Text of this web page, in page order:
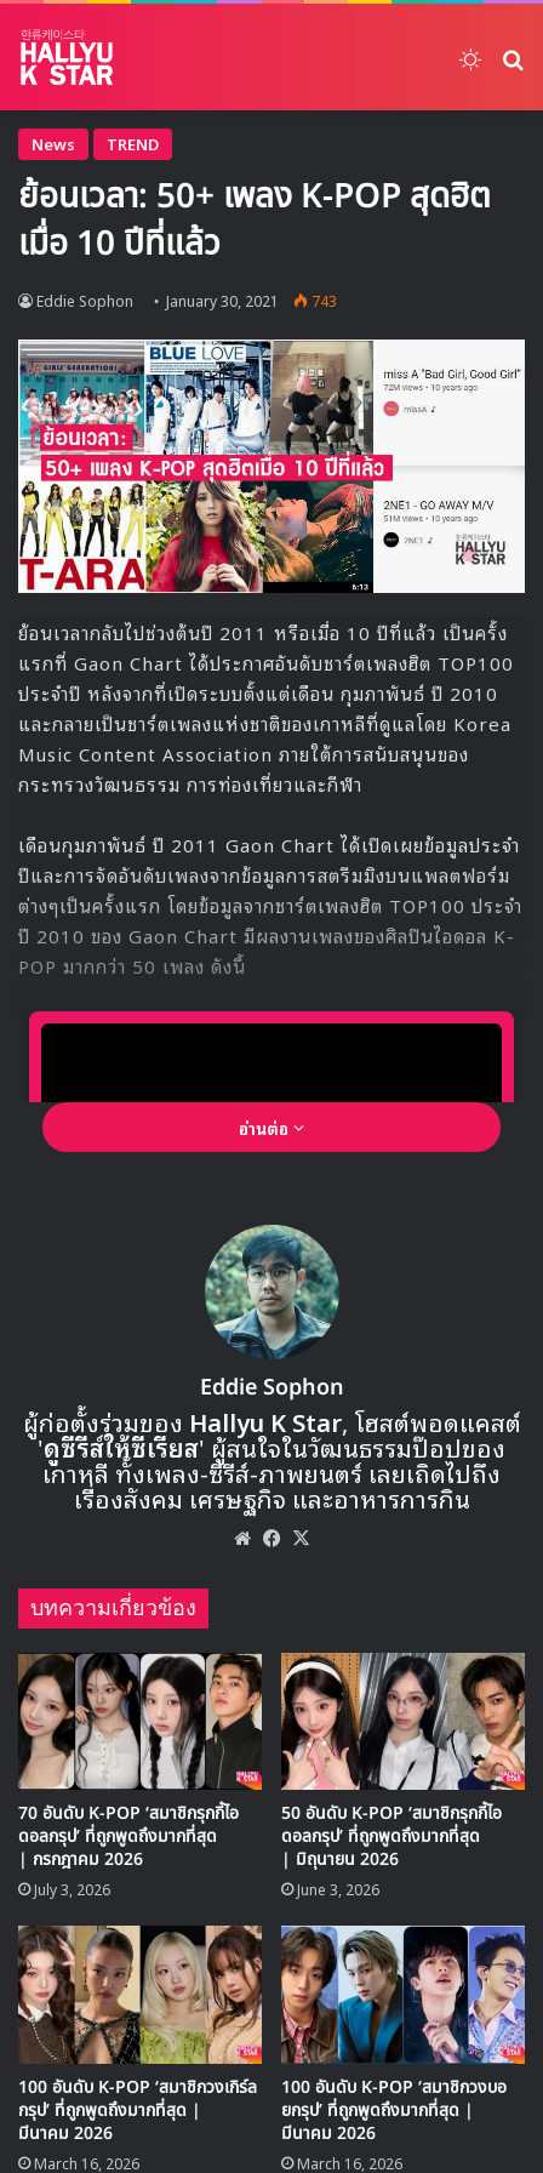
News TREND
ย้อนเวลา: 50+ เพลง K-POP สุดฮิต
เมื่อ 10 ปีที่แล้ว
Eddie Sophon January 30, 2021 743
ย้อนเวลากลับไปช่วงต้นปี 2011 หรือเมื่อ 10 ปีที่แล้ว เป็นครั้ง
แรกที่ Gaon Chart ได้ประกาศอันดับชาร์ตเพลงฮิต TOP100
ประจำปี หลังจากที่เปิดระบบตั้งแต่เดือน กุมภาพันธ์ ปี 2010
และกลายเป็นชาร์ตเพลงแห่งชาติของเกาหลีที่ดูแลโดย Korea
Music Content Association ภายใต้การสนับสนุนของ
กระทรวงวัฒนธรรม การท่องเที่ยวและกีฬา
เดือนกุมภาพันธ์ ปี 2011 Gaon Chart ได้เปิดเผยข้อมูลประจำ
ปีและการจัดอันดับเพลงจากข้อมูลการสตรีมมิงบนแพลตฟอร์ม
ต่างๆเป็นครั้งแรก โดยข้อมูลจากชาร์ตเพลงฮิต TOP100 ประจำ
ปี 2010 ของ Gaon Chart มีผลงานเพลงของศิลปินไอดอล K-
POP มากกว่า 50 เพลง ดังนี้
🎙GYUBIN ปลื้มเมืองไทยขนาดไหน? ถึงกลับมาถ่าย
MV เพลงใหม่ LIKE U 100 ที่กรุงเทพ
▶ คลิกดูสัมภาษณ์พิเศษ
1 Bad Girl Good Girl – missA
2 Nagging – IU & Seulong ‘2AM’
อ่านต่อ
Eddie Sophon
ผู้ก่อตั้งร่วมของ Hallyu K Star, โฮสต์พอดแคสต์
'ดูซีรีส์ให้ซีเรียส' ผู้สนใจในวัฒนธรรมป๊อปของ
เกาหลี ทั้งเพลง-ซีรีส์-ภาพยนตร์ เลยเถิดไปถึง
เรื่องสังคม เศรษฐกิจ และอาหารการกิน
WebsiteFacebook
บทความเกี่ยวข้อง
70 อันดับ K-POP ‘สมาชิกรุกกี้ไอ
ดอลกรุป’ ที่ถูกพูดถึงมากที่สุด
| กรกฎาคม 2026
July 3, 2026
50 อันดับ K-POP ‘สมาชิกรุกกี้ไอ
ดอลกรุป’ ที่ถูกพูดถึงมากที่สุด
| มิถุนายน 2026
June 3, 2026
100 อันดับ K-POP ‘สมาชิกวงเกิร์ล
กรุป’ ที่ถูกพูดถึงมากที่สุด |
มีนาคม 2026
March 16, 2026
100 อันดับ K-POP ‘สมาชิกวงบอ
ยกรุป’ ที่ถูกพูดถึงมากที่สุด |
มีนาคม 2026
March 16, 2026